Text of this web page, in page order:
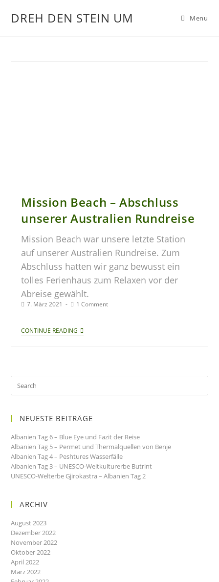
DREH DEN STEIN UM Menu
Mission Beach – Abschluss
unserer Australien Rundreise
Mission Beach war unsere letzte Station
auf unserer Australien Rundreise. Zum
Abschluss hatten wir ganz bewusst ein
tolles Ferienhaus zum Relaxen vor der
Abreise gewählt.
7. März 2021 1 Comment
CONTINUE READING
NEUESTE BEITRÄGE
Albanien Tag 6 – Blue Eye und Fazit der Reise
Albanien Tag 5 – Permet und Thermalquellen von Benje
Albanien Tag 4 – Peshtures Wasserfälle
Albanien Tag 3 – UNESCO-Weltkulturerbe Butrint
UNESCO-Welterbe Gjirokastra – Albanien Tag 2
ARCHIV
August 2023
Dezember 2022
November 2022
Oktober 2022
April 2022
März 2022